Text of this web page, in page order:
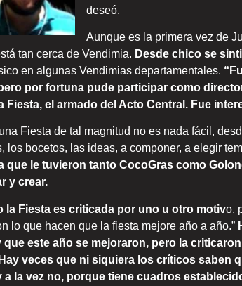
deseó.
Aunque es la primera vez de
tan cerca de Vendimia. Desde chico se
en algunas Vendimias departamentales.
por fortuna pude participar como
Fiesta, el armado del Acto Central. Fue
Fiesta de tal magnitud no es nada fácil,
los bocetos, las ideas, a componer, a elegir
que le tuvieron tanto CocoGras como
y crear.
la Fiesta es criticada por uno u otro motivo,
lo que hacen que la fiesta mejore año a año.”
que este año se mejoraron, pero la
veces que ni siquiera los críticos saben
a la vez no, porque tiene cuadros